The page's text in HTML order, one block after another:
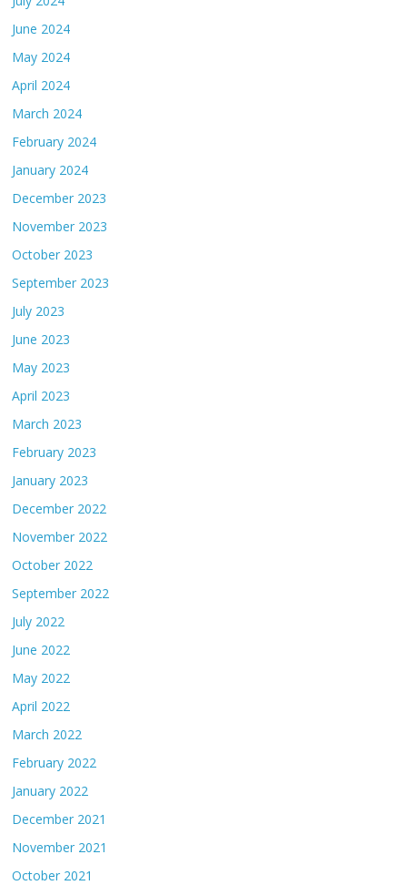
June 2024
May 2024
April 2024
March 2024
February 2024
January 2024
December 2023
November 2023
October 2023
September 2023
July 2023
June 2023
May 2023
April 2023
March 2023
February 2023
January 2023
December 2022
November 2022
October 2022
September 2022
July 2022
June 2022
May 2022
April 2022
March 2022
February 2022
January 2022
December 2021
November 2021
October 2021